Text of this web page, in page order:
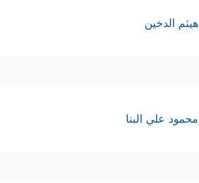
هيثم الدخين
محمود علي البنا